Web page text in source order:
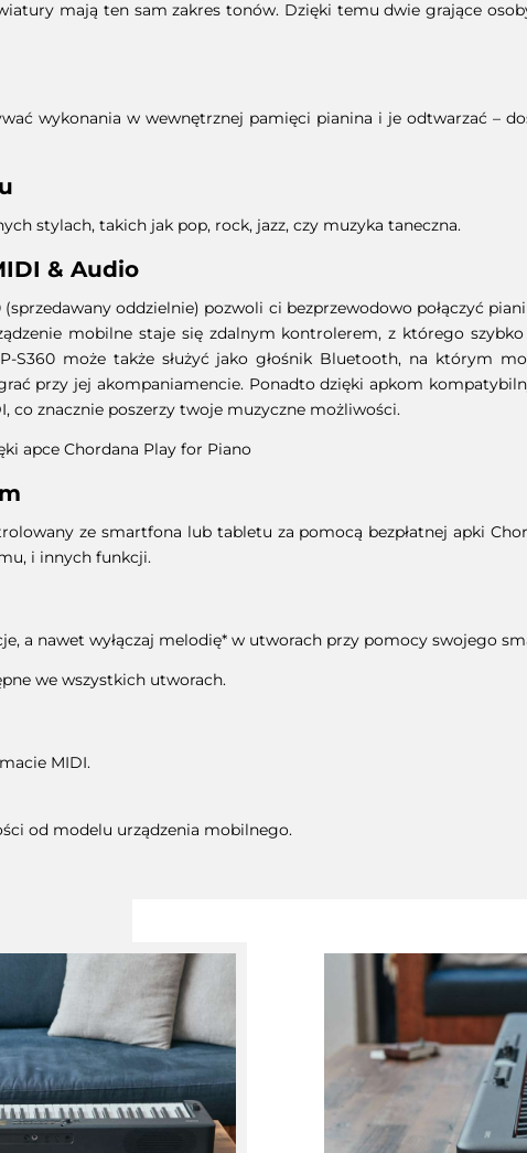
mają ten sam zakres tonów. Dzięki temu dwie grające
wykonania w wewnętrznej pamięci pianina i je odtwarzać –
stylach, takich jak pop, rock, jazz, czy muzyka taneczna.
& Audio
oddzielnie) pozwoli ci bezprzewodowo połączyć
mobilne staje się zdalnym kontrolerem, z którego
S360 może także służyć jako głośnik Bluetooth, na którym
przy jej akompaniamencie. Ponadto dzięki apkom
co znacznie poszerzy twoje muzyczne możliwości.
apce Chordana Play for Piano
ze smartfona lub tabletu za pomocą bezpłatnej apki
i innych funkcji.
a nawet wyłączaj melodię* w utworach przy pomocy swojego
we wszystkich utworach.
MIDI.
od modelu urządzenia mobilnego.